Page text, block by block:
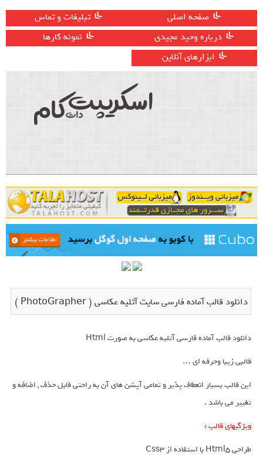
صفحه اصلی
تبلیغات و تماس
درباره وحید مجیدی
نمونه کارها
ابزارهای آنلاین
دانلود قالب آماده فارسی سایت آتلیه عکاسی ( PhotoGrapher )
دانلود قالب آماده فارسی آتلیه عکاسی به صورت Html
قالبی زیبا وحرفه ای …
این قالب بسیار انعطاف پذیر و تمامی آپشن های آن به راحتی قابل حذف , اضافه و
تغییر می باشد .
ویژگیهای قالب :
طراحی Html5 با استفاده از Css3